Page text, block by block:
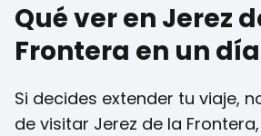
Qué ver en Jerez
Frontera en un día
Si decides extender tu viaje,
de visitar Jerez de la